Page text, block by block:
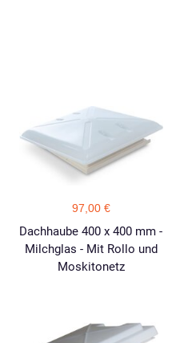
97,00 €
Dachhaube 400 x 400 mm -
Milchglas - Mit Rollo und
Moskitonetz